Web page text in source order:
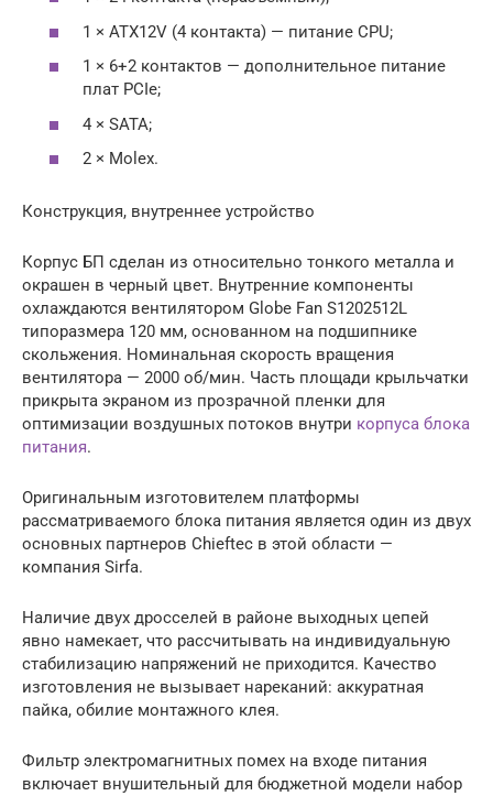
1 × ATX12V (4 контакта) — питание CPU;
1 × 6+2 контактов — дополнительное питание
плат PCIe;
4 × SATA;
2 × Molex.
Конструкция, внутреннее устройство
Корпус БП сделан из относительно тонкого металла и
окрашен в черный цвет. Внутренние компоненты
охлаждаются вентилятором Globe Fan S1202512L
типоразмера 120 мм, основанном на подшипнике
скольжения. Номинальная скорость вращения
вентилятора — 2000 об/мин. Часть площади крыльчатки
прикрыта экраном из прозрачной пленки для
оптимизации воздушных потоков внутри корпуса блока
питания.
Оригинальным изготовителем платформы
рассматриваемого блока питания является один из двух
основных партнеров Chieftec в этой области —
компания Sirfa.
Наличие двух дросселей в районе выходных цепей
явно намекает, что рассчитывать на индивидуальную
стабилизацию напряжений не приходится. Качество
изготовления не вызывает нареканий: аккуратная
пайка, обилие монтажного клея.
Фильтр электромагнитных помех на входе питания
включает внушительный для бюджетной модели набор